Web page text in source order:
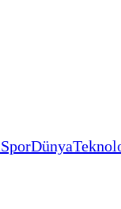
SporDünya